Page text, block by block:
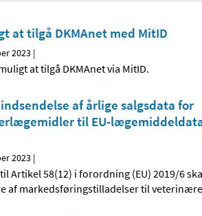
at tilgå DKMAnet med MitID
2023 |
at tilgå DKMAnet via MitID.
af årlige salgsdata for
til EU-
2023 |
Artikel 58(12) i forordning (EU) 2019/6
af markedsføringstilladelser til veterinære